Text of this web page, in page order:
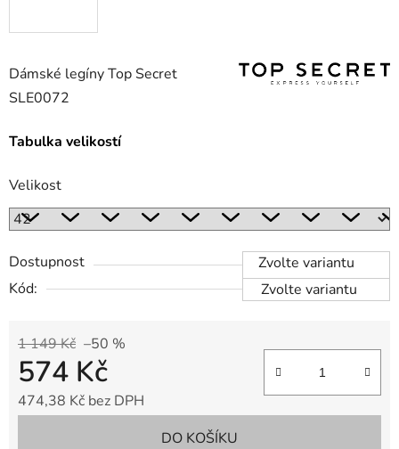
Dámské legíny Top Secret
SLE0072
Tabulka velikostí
Velikost
Dostupnost
Zvolte variantu
Kód:
Zvolte variantu
1 149 Kč –50 %
574 Kč
474,38 Kč bez DPH
DO KOŠÍKU